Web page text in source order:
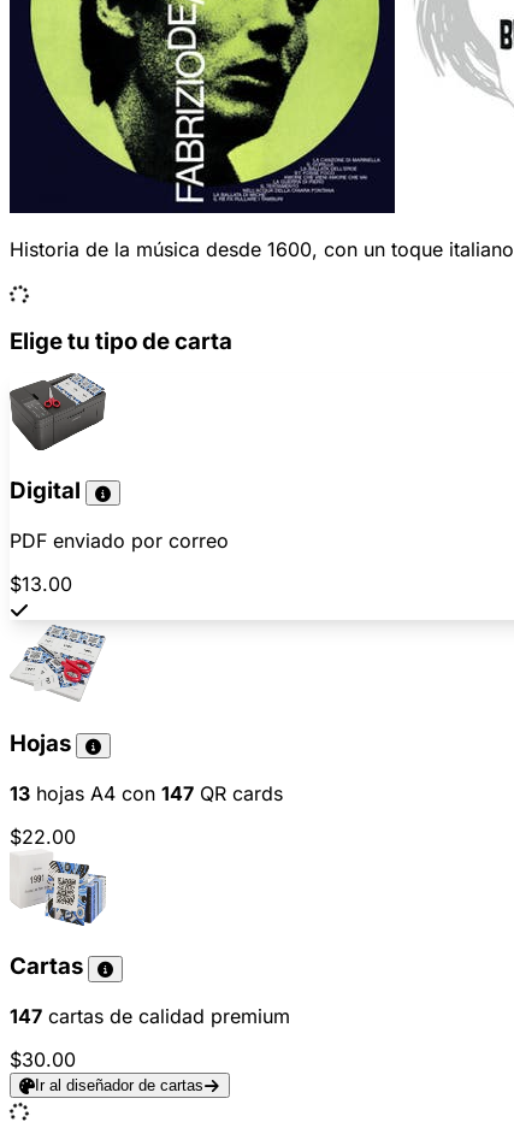
Historia de la música desde 1600, con un toque italiano
Elige tu tipo de carta
Digital
PDF enviado por correo
$13.00
Hojas
13 hojas A4 con 147 QR cards
$22.00
Cartas
147 cartas de calidad premium
$30.00
Ir al diseñador de cartas